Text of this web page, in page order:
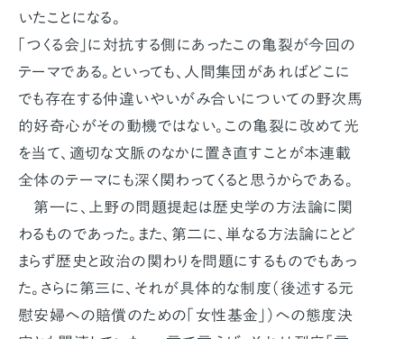
いたことになる。
「つくる会」に対抗する側にあったこの亀裂が今回の
テーマである。といっても、人間集団があればどこに
でも存在する仲違いやいがみ合いについての野次馬
的好奇心がその動機ではない。この亀裂に改めて光
を当て、適切な文脈のなかに置き直すことが本連載
全体のテーマにも深く関わってくると思うからである。
第一に、上野の問題提起は歴史学の方法論に関
わるものであった。また、第二に、単なる方法論にとど
まらず歴史と政治の関わりを問題にするものでもあっ
た。さらに第三に、それが具体的な制度（後述する元
慰安婦への賠償のための「女性基金」）への態度決